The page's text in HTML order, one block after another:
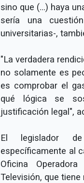
sino que (...) haya
sería una
universitarias-,
"La verdadera
no solamente es
es comprobar el
qué lógica se
justificación legal",
El legislador
específicamente al
Oficina
Televisión, que